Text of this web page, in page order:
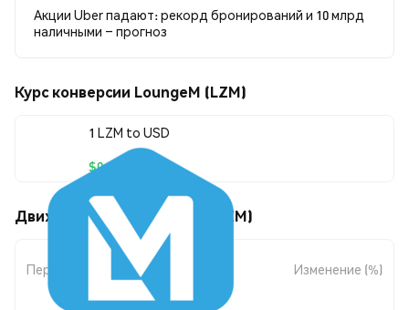
Акции Uber падают: рекорд бронирований и 10 млрд
наличными – прогноз
Курс конверсии LoungeM (LZM)
1 LZM to USD
$0.00004998
Движения цены LoungeM (LZM)
Период
Изменение
Изменение (%)